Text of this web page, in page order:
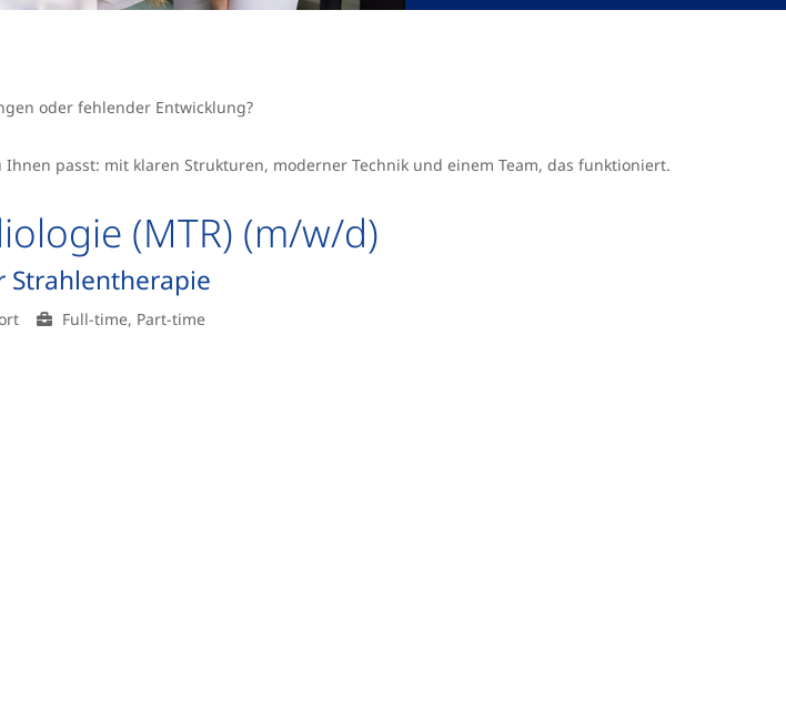
(MTR) (m/w/d)
Strahlentherapie
Full-time, Part-time
oder fehlender Entwicklung?
passt: mit klaren Strukturen, moderner Technik und einem Team, das funktioniert.